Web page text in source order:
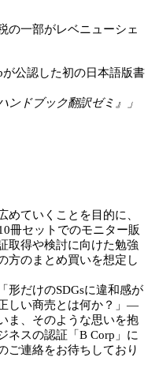
の一部がレベニューシェ
公認した初の日本語版書
ンドブック翻訳ゼミ』」
めていくことを目的に、
冊セットでのモニター販
取得や検討に向けた勉強
方のまとめ買いを想定し
形だけのSDGsに違和感が
しい商売とは何か？」―
ま、そのような思いを抱
ネスの認証「B Corp」に
ご連絡をお待ちしており